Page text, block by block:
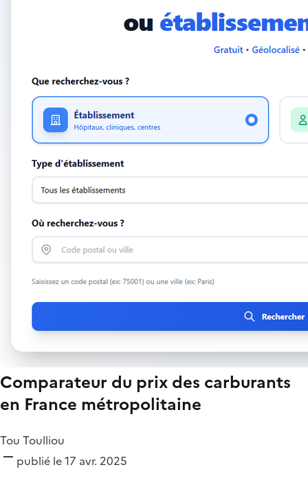
Comparateur du prix des carburants
en France métropolitaine
Tou Toulliou
publié le 17 avr. 2025